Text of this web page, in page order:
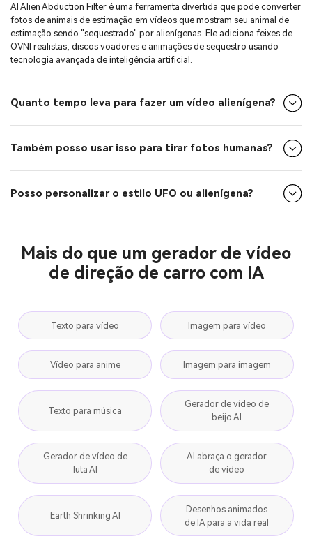
AI Alien Abduction Filter é uma ferramenta divertida que pode converter
fotos de animais de estimação em vídeos que mostram seu animal de
estimação sendo "sequestrado" por alienígenas. Ele adiciona feixes de
OVNI realistas, discos voadores e animações de sequestro usando
tecnologia avançada de inteligência artificial.
Quanto tempo leva para fazer um vídeo alienígena?
Também posso usar isso para tirar fotos humanas?
Posso personalizar o estilo UFO ou alienígena?
Mais do que um gerador de vídeo
de direção de carro com IA
Texto para vídeo Imagem para vídeo
Vídeo para anime Imagem para imagem
Texto para música
Gerador de vídeo de
beijo AI
Gerador de vídeo de
luta AI
AI abraça o gerador
de vídeo
Earth Shrinking AI
Desenhos animados
de IA para a vida real